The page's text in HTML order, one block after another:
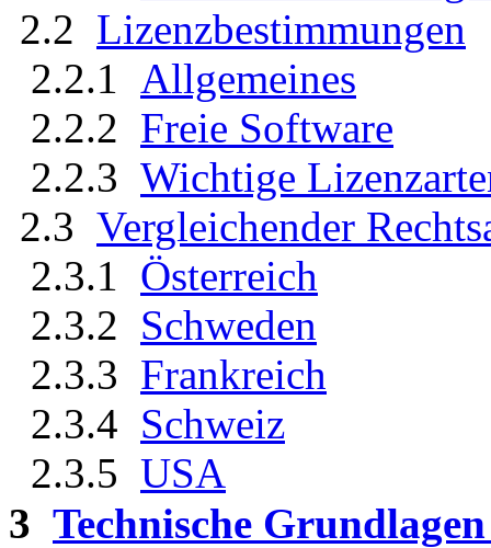
2.2 Lizenzbestimmungen
2.2.1 Allgemeines
2.2.2 Freie Software
2.2.3 Wichtige
2.3 Vergleichender
2.3.1 Österreich
2.3.2 Schweden
2.3.3 Frankreich
2.3.4 Schweiz
2.3.5 USA
3 Technische